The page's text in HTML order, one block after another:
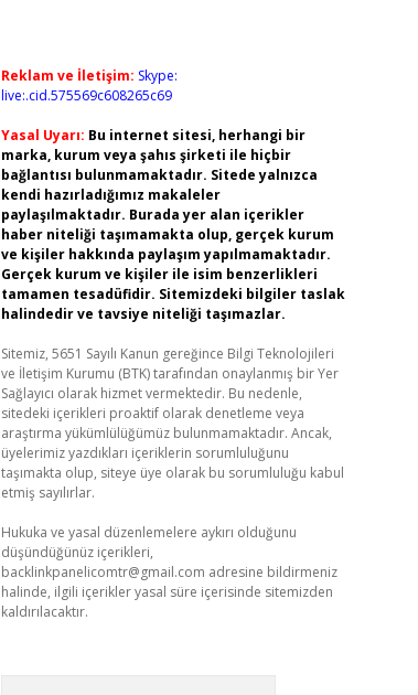
Reklam ve İletişim: Skype:
live:.cid.575569c608265c69
Yasal Uyarı: Bu internet sitesi, herhangi bir
marka, kurum veya şahıs şirketi ile hiçbir
bağlantısı bulunmamaktadır. Sitede yalnızca
kendi hazırladığımız makaleler
paylaşılmaktadır. Burada yer alan içerikler
haber niteliği taşımamakta olup, gerçek kurum
ve kişiler hakkında paylaşım yapılmamaktadır.
Gerçek kurum ve kişiler ile isim benzerlikleri
tamamen tesadüfidir. Sitemizdeki bilgiler taslak
halindedir ve tavsiye niteliği taşımazlar.
Sitemiz, 5651 Sayılı Kanun gereğince Bilgi Teknolojileri
ve İletişim Kurumu (BTK) tarafından onaylanmış bir Yer
Sağlayıcı olarak hizmet vermektedir. Bu nedenle,
sitedeki içerikleri proaktif olarak denetleme veya
araştırma yükümlülüğümüz bulunmamaktadır. Ancak,
üyelerimiz yazdıkları içeriklerin sorumluluğunu
taşımakta olup, siteye üye olarak bu sorumluluğu kabul
etmiş sayılırlar.
Hukuka ve yasal düzenlemelere aykırı olduğunu
düşündüğünüz içerikleri,
backlinkpanelicomtr@gmail.com adresine bildirmeniz
halinde, ilgili içerikler yasal süre içerisinde sitemizden
kaldırılacaktır.